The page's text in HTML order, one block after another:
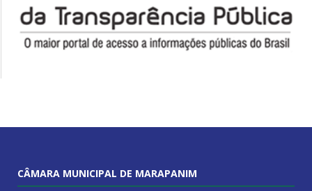
CÂMARA MUNICIPAL DE MARAPANIM